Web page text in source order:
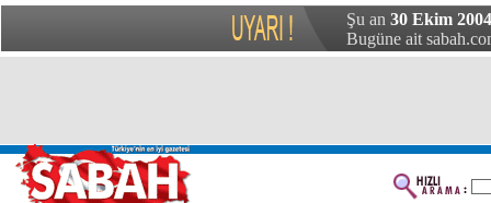
Şu an 30 Ekim
Bugüne ait